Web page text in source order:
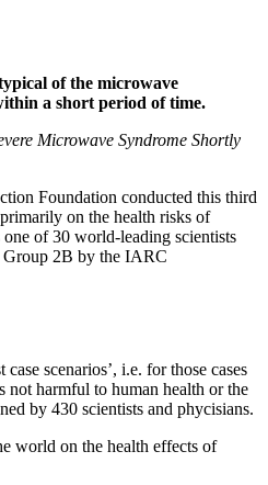
of the microwave
a short period of time.
Microwave Syndrome Shortly
Foundation conducted this third
on the health risks of
of 30 world-leading scientists
Group 2B by the IARC
scenarios’, i.e. for those cases
not harmful to human health or the
by 430 scientists and phycisians.
world on the health effects of